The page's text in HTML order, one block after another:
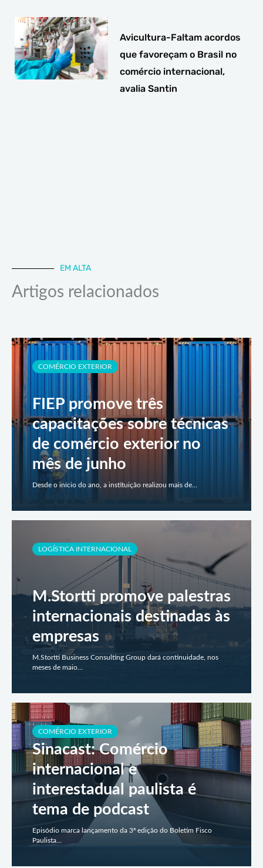
Avicultura-Faltam acordos
que favoreçam o Brasil no
comércio internacional,
avalia Santin
EM ALTA
Artigos relacionados
COMÉRCIO EXTERIOR
FIEP promove três
capacitações sobre técnicas
de comércio exterior no
mês de junho
Desde o início do ano, a instituição realizou mais de...
LOGÍSTICA INTERNACIONAL
M.Stortti promove palestras
internacionais destinadas às
empresas
M.Stortti Business Consulting Group dará continuidade, nos
meses de maio...
COMÉRCIO EXTERIOR
Sinacast: Comércio
internacional e
interestadual paulista é
tema de podcast
Episódio marca lançamento da 3ª edição do Boletim Fisco
Paulista...